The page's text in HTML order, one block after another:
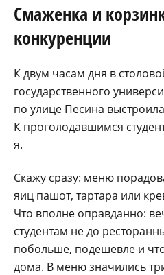
Смаженка и
конкуренции
К двум часам дня в
государственного
по улице Песина
К проголодавшимся
я.
Скажу сразу: меню
яиц пашот, тартара или
Что вполне оправданно:
студентам не до
побольше, подешевле и
дома. В меню значились